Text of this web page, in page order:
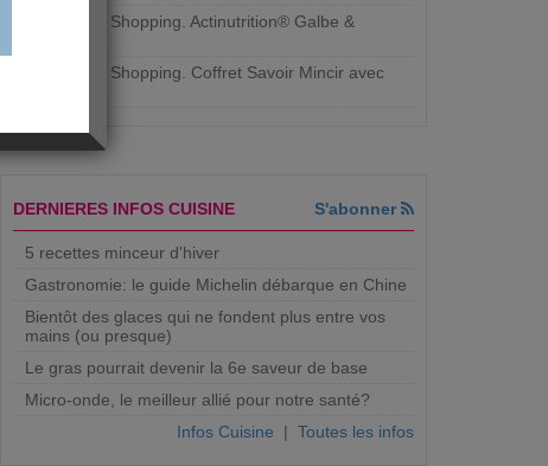
Aujourdhui Shopping. Actinutrition® Galbe &
Aujourdhui Shopping. ​Coffret Savoir Mincir avec
DERNIERES INFOS CUISINE S'abonner
5 recettes minceur d'hiver
Gastronomie: le guide Michelin débarque en Chine
Bientôt des glaces qui ne fondent plus entre vos
mains (ou presque)
Le gras pourrait devenir la 6e saveur de base
Micro-onde, le meilleur allié pour notre santé?
Infos Cuisine | Toutes les infos